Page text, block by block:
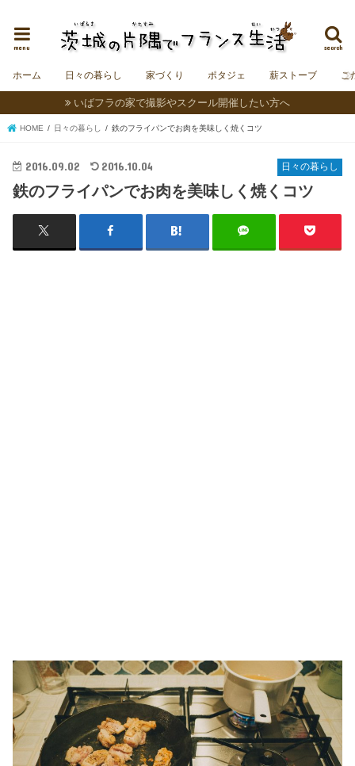
search
menu
ホーム 日々の暮らし 家づくり ポタジェ 薪ストーブ こ
いばフラの家で撮影やスクール開催したい方へ
HOME 日々の暮らし 鉄のフライパンでお肉を美味しく焼くコツ
日々の暮らし
2016.09.02 2016.10.04
鉄のフライパンでお肉を美味しく焼くコツ